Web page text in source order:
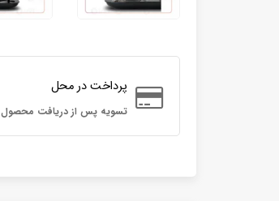
پرداخت در محل
تسویه پس از دریافت محصول